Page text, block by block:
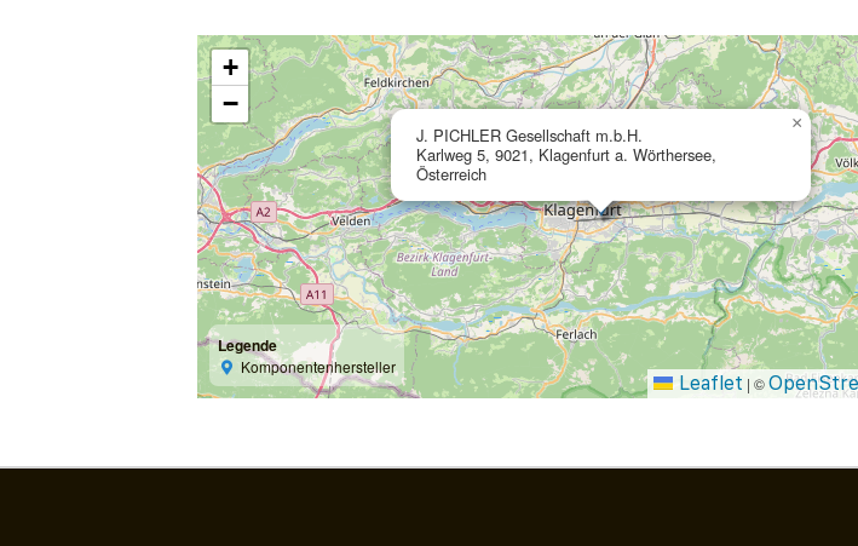
J. PICHLER Gesellschaft m.b.H.
Karlweg 5, 9021, Klagenfurt a. Wörthersee,
Österreich
×
+
−
Legende
Komponentenhersteller
Leaflet | ©